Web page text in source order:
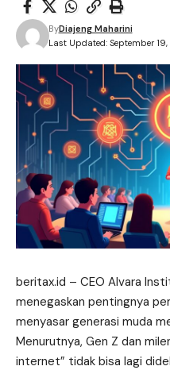
Last Updated: September
ByDiajeng Maharini
beritax.id – CEO Alvara
menegaskan pentingnya
menyasar generasi muda
Menurutnya, Gen Z dan
internet” tidak bisa lagi